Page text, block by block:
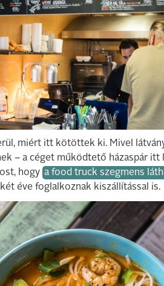
miért itt kötöttek ki. Mivel
– a céget működtető házaspár itt
hogy a food truck szegmens
éve foglalkoznak kiszállítással is.